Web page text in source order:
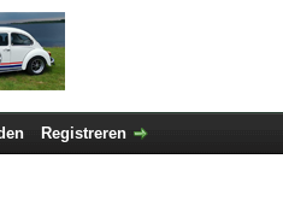
Registreren